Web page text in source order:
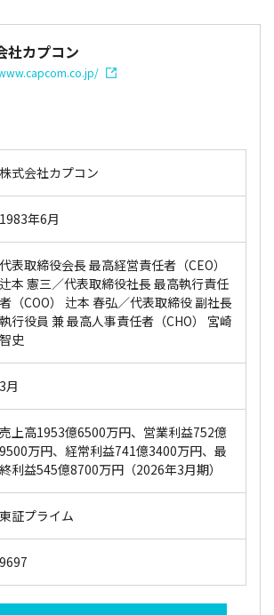
社カプコン
株式会社カプコン
1983年6月
代表取締役会長 最高経営責任者（CEO）
辻本 憲三／代表取締役社長 最高執行責任
者（COO） 辻本 春弘／代表取締役 副社長
執行役員 兼 最高人事責任者（CHO） 宮崎
智史
3月
売上高1953億6500万円、営業利益752億
9500万円、経常利益741億3400万円、最
終利益545億8700万円（2026年3月期）
東証プライム
9697